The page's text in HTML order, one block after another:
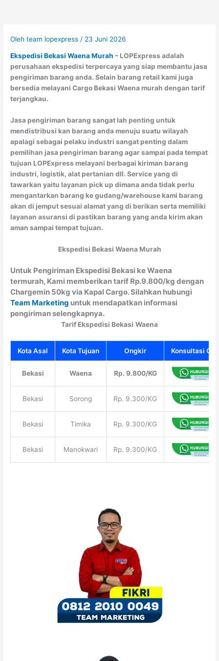
Olehteam lopexpress / 23 Juni 2026
Ekspedisi Bekasi Waena Murah – LOPExpress adalah
perusahaan ekspedisi terpercaya yang siap membantu jasa
pengiriman barang anda. Selain barang retail kami juga
bersedia melayani Cargo Bekasi Waena murah dengan tarif
terjangkau.
Jasa pengiriman barang sangat lah penting untuk
mendistribusi kan barang anda menuju suatu wilayah
apalagi sebagai pelaku industri sangat penting dalam
pemilihan jasa pengiriman barang agar sampai pada tempat
tujuan LOPExpress melayani berbagai kiriman barang
industri, logistik, alat pertanian dll. Service yang di
tawarkan yaitu layanan pick up dimana anda tidak perlu
mengantarkan barang ke gudang/warehouse kami barang
akan di jemput sesuai alamat yang di berikan serta memiliki
layanan asuransi di pastikan barang yang anda kirim akan
aman sampai tempat tujuan.
Ekspedisi Bekasi Waena Murah
Untuk Pengiriman Ekspedisi Bekasi ke Waena
termurah, Kami memberikan tarif Rp.9.800/kg dengan
Chargemin 50kg via Kapal Cargo. Silahkan hubungi
Team Marketing untuk mendapatkan informasi
pengiriman selengkapnya.
Tarif Ekspedisi Bekasi Waena
Kota Asal Kota Tujuan Ongkir Konsultasi
Bekasi Waena Rp. 9.800/KG
Bekasi Sorong Rp. 9.300/KG
Bekasi Timika Rp. 9.300/KG
Bekasi Manokwari Rp. 9.300/KG